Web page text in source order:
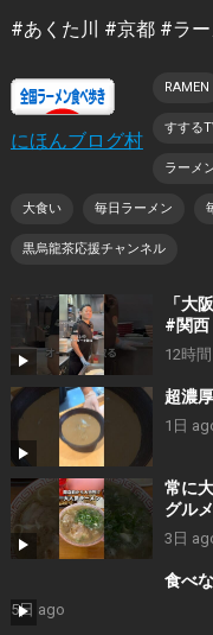
#あくた川 #京都 #ラ
にほんブログ村
RAMEN
すする
ラーメ
大食い 毎日ラーメン
黒烏龍茶応援チャンネル
「大
#関
12時
超濃
1日
常に
グル
3日
食べ
5日 ago